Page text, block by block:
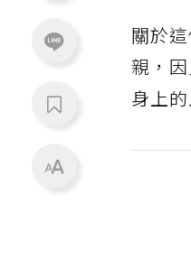
關於
親，
身上